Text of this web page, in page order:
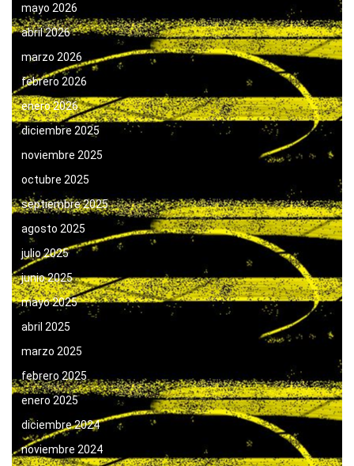
mayo 2026
abril 2026
marzo 2026
febrero 2026
enero 2026
diciembre 2025
noviembre 2025
octubre 2025
septiembre 2025
agosto 2025
julio 2025
junio 2025
mayo 2025
abril 2025
marzo 2025
febrero 2025
enero 2025
diciembre 2024
noviembre 2024